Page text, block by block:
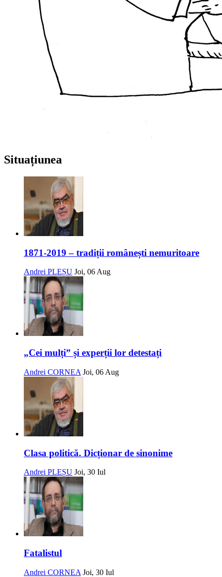
Situațiunea
1871-2019 – tradiții românești nemuritoare
Andrei PLEȘU Joi, 06 Aug
„Cei mulți” și experții lor detestați
Andrei CORNEA Joi, 06 Aug
Clasa politică. Dicționar de sinonime
Andrei PLEȘU Joi, 30 Iul
Fatalistul
Andrei CORNEA Joi, 30 Iul